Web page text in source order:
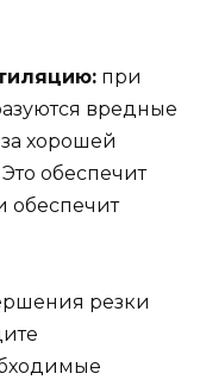
при
вредные
хорошей
обеспечит
обеспечит
резки